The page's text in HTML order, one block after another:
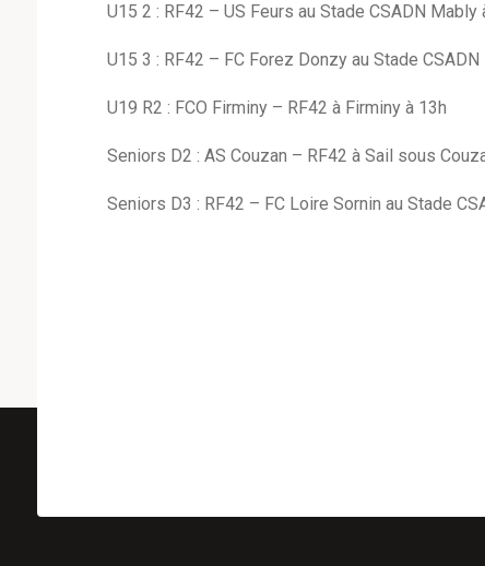
U15 2 : RF42 – US Feurs au Stade CSADN Mably
U15 3 : RF42 – FC Forez Donzy au Stade
U19 R2 : FCO Firminy – RF42 à Firminy à 13h
Seniors D2 : AS Couzan – RF42 à Sail sous
Seniors D3 : RF42 – FC Loire Sornin au Stade